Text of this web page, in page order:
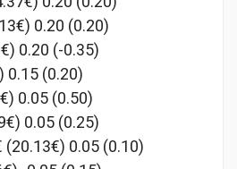
0.20 (0.20)
0.20 (-0.35)
0.15 (0.20)
0.05 (0.50)
0.05 (0.25)
0.05 (0.10)